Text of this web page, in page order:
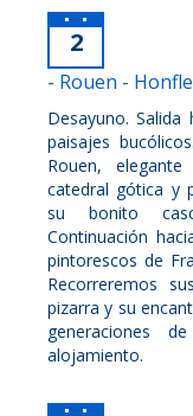
2
- Rouen -
Desayuno.
paisajes
Rouen,
catedral gótica y
su bonito
Continuación
pintorescos de
Recorreremos
pizarra y su
generaciones
alojamiento.